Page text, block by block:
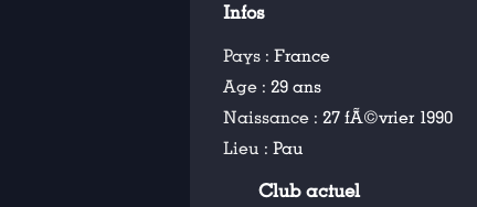
Infos
Pays : France
Age : 29 ans
Naissance : 27 fÃ©vrier 1990
Lieu : Pau
Club actuel